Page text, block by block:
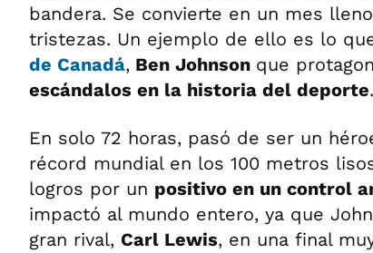
bandera. Se convierte en un mes
tristezas. Un ejemplo de ello es lo
de Canadá, Ben Johnson que
escándalos en la historia del deporte.
En solo 72 horas, pasó de ser un
récord mundial en los 100 metros
logros por un positivo en un control
impactó al mundo entero, ya que
gran rival, Carl Lewis, en una final